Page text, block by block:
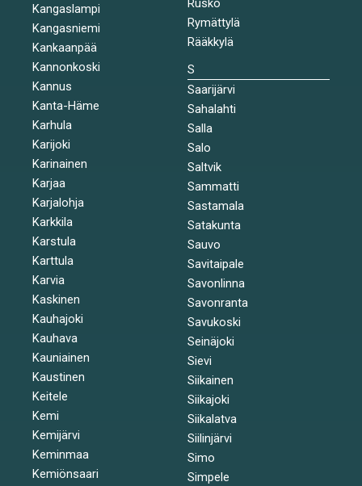
Kangaslampi
Kangasniemi
Kankaanpää
Kannonkoski
Kannus
Kanta-Häme
Karhula
Karijoki
Karinainen
Karjaa
Karjalohja
Karkkila
Karstula
Karttula
Karvia
Kaskinen
Kauhajoki
Kauhava
Kauniainen
Kaustinen
Keitele
Kemi
Kemijärvi
Keminmaa
Kemiönsaari
Rusko
Rymättylä
Rääkkylä
S
Saarijärvi
Sahalahti
Salla
Salo
Saltvik
Sammatti
Sastamala
Satakunta
Sauvo
Savitaipale
Savonlinna
Savonranta
Savukoski
Seinäjoki
Sievi
Siikainen
Siikajoki
Siikalatva
Siilinjärvi
Simo
Simpele